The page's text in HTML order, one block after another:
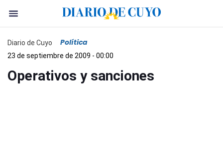
Diario de Cuyo Política
23 de septiembre de 2009 - 00:00
Operativos y sanciones